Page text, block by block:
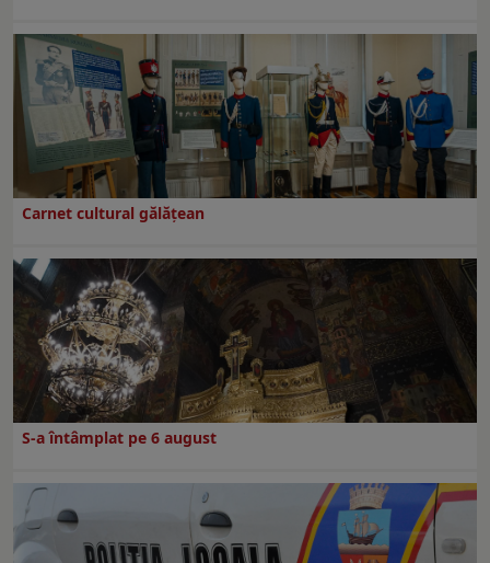
Carnet cultural gălăţean
S-a întâmplat pe 6 august